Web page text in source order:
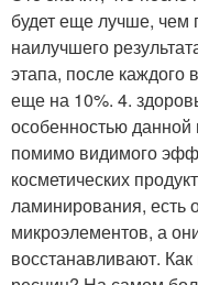
будет еще лучше, чем
наилучшего
этапа, после каждого
еще на 10%. 4.
особенностью данной
помимо видимого
косметических
ламинирования, есть
микроэлементов, а
восстанавливают.